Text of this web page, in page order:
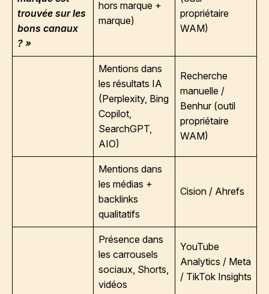
trouvée sur les
bons canaux
? »
hors marque +
marque)
propriétaire
WAM)
Mentions dans
les résultats IA
(Perplexity, Bing
Copilot,
SearchGPT,
AIO)
Recherche
manuelle /
Benhur (outil
propriétaire
WAM)
Mentions dans
les médias +
backlinks
qualitatifs
Cision / Ahrefs
Présence dans
les carrousels
sociaux, Shorts,
vidéos
YouTube
Analytics / Meta
/ TikTok Insights